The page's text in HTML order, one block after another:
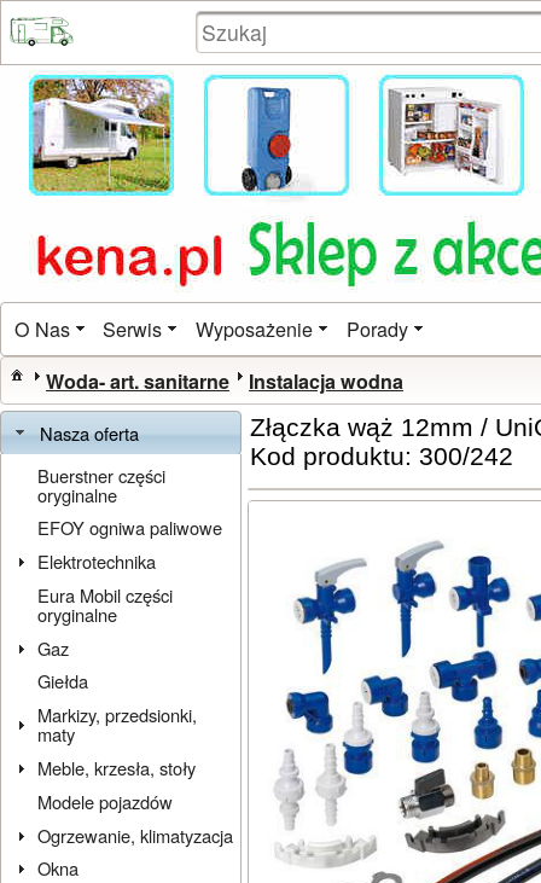
O Nas Serwis Wyposażenie Porady
Woda- art. sanitarne Instalacja wodna
Nasza oferta
Buerstner części
oryginalne
EFOY ogniwa paliwowe
Elektrotechnika
Eura Mobil części
oryginalne
Gaz
Giełda
Markizy, przedsionki,
maty
Meble, krzesła, stoły
Modele pojazdów
Ogrzewanie, klimatyzacja
Okna
Złączka wąż 12mm /
Kod produktu: 300/242